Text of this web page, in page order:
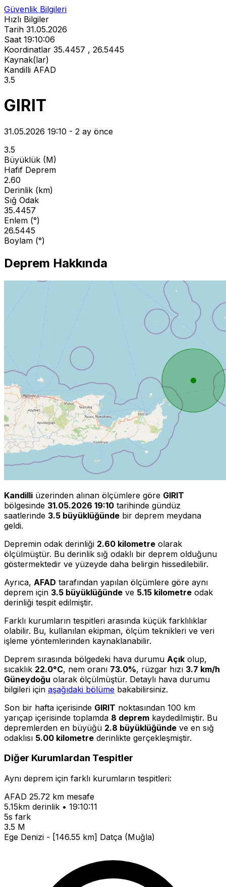
Güvenlik Bilgileri
Hızlı Bilgiler
Tarih 31.05.2026
Saat 19:10:06
Koordinatlar 35.4457 , 26.5445
Kaynak(lar)
Kandilli AFAD
3.5
GIRIT
31.05.2026 19:10 - 2 ay önce
3.5
Büyüklük (M)
Hafif Deprem
2.60
Derinlik (km)
Sığ Odak
35.4457
Enlem (°)
26.5445
Boylam (°)
Deprem Hakkında
Kandilli üzerinden alınan ölçümlere göre GIRIT
bölgesinde 31.05.2026 19:10 tarihinde gündüz
saatlerinde 3.5 büyüklüğünde bir deprem meydana
geldi.
Depremin odak derinliği 2.60 kilometre olarak
ölçülmüştür. Bu derinlik sığ odaklı bir deprem olduğunu
göstermektedir ve yüzeyde daha belirgin hissedilebilir.
Ayrıca, AFAD tarafından yapılan ölçümlere göre aynı
deprem için 3.5 büyüklüğünde ve 5.15 kilometre odak
derinliği tespit edilmiştir.
Farklı kurumların tespitleri arasında küçük farklılıklar
olabilir. Bu, kullanılan ekipman, ölçüm teknikleri ve veri
işleme yöntemlerinden kaynaklanabilir.
Deprem sırasında bölgedeki hava durumu Açık olup,
sıcaklık 22.0°C, nem oranı 73.0%, rüzgar hızı 3.7 km/h
Güneydoğu olarak ölçülmüştür. Detaylı hava durumu
bilgileri için aşağıdaki bölüme bakabilirsiniz.
Son bir hafta içerisinde GIRIT noktasından 100 km
yarıçap içerisinde toplamda 8 deprem kaydedilmiştir. Bu
depremlerden en büyüğü 2.8 büyüklüğünde ve en sığ
odaklısı 5.00 kilometre derinlikte gerçekleşmiştir.
Diğer Kurumlardan Tespitler
Aynı deprem için farklı kurumların tespitleri:
AFAD 25.72 km mesafe
5.15km derinlik • 19:10:11
5s fark
3.5 M
Ege Denizi - [146.55 km] Datça (Muğla)